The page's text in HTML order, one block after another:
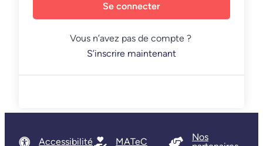
Se connecter
Vous n’avez pas de compte ?
S’inscrire maintenant
Accessibilité MATeC
Nos